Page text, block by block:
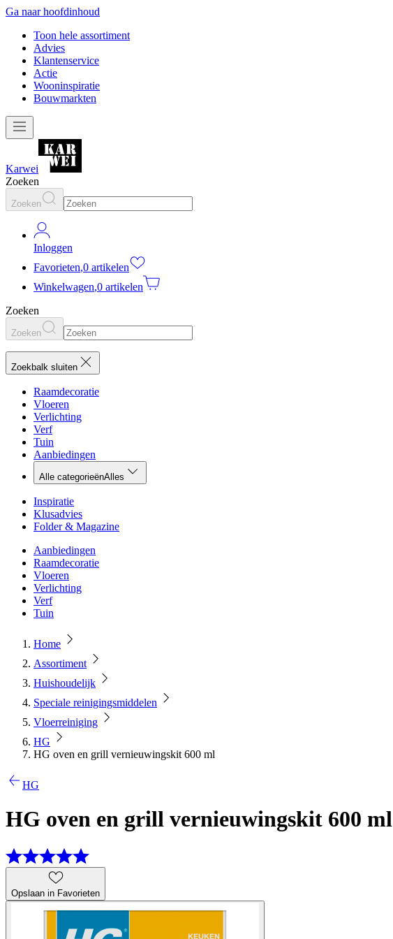
Ga naar hoofdinhoud
Toon hele assortiment
Advies
Klantenservice
Actie
Wooninspiratie
Bouwmarkten
Karwei
Zoeken
Zoeken
Inloggen
Favorieten,0 artikelen
Winkelwagen,0 artikelen
Zoeken
Zoeken
Zoekbalk sluiten
Raamdecoratie
Vloeren
Verlichting
Verf
Tuin
Aanbiedingen
Alle categorieënAlles
Inspiratie
Klusadvies
Folder & Magazine
Aanbiedingen
Raamdecoratie
Vloeren
Verlichting
Verf
Tuin
Home
Assortiment
Huishoudelijk
Speciale reinigingsmiddelen
Vloerreiniging
HG
HG oven en grill vernieuwingskit 600 ml
HG
HG oven en grill vernieuwingskit 600 ml
Opslaan in Favorieten